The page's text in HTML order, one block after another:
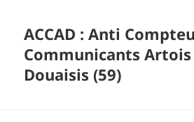
ACCAD : Anti
Communicants Artois
Douaisis (59)